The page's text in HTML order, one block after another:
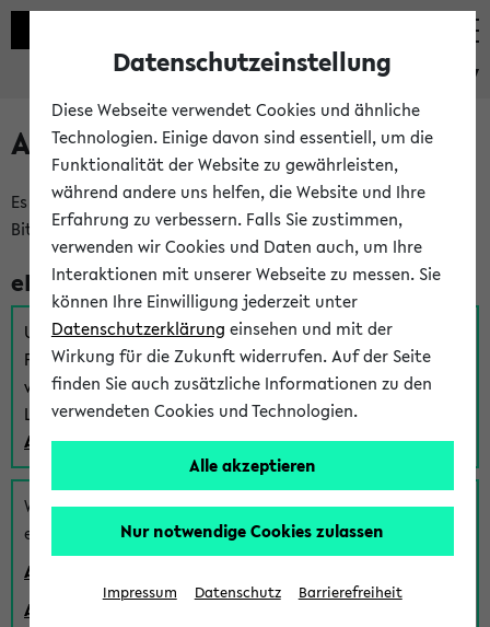
eKVV
Anmeldung am eKVV
Es gibt mehrere Möglichkeiten zur Anmeldung am eKVV.
Bitte wählen Sie die für Sie richtige aus:
eKVV für Studierende
Um sich einen Stundenplan zu erstellen und alle weiteren
Funktionen des eKVVs für Studierende zu nutzen,
verwenden Sie diesen Link zur Anmeldung über Ihr Uni
Login:
Anmeldung zum eKVV der Studierenden
Wenn Sie (noch) kein Uni Login haben, können Sie das
eKVV auch über einen Gastzugang verwenden:
Anmeldung über einen vorhandenen Gastzugang
Anlegen eines neuen Gastzugangs
Datenschutzeinstellung
Diese Webseite verwendet Cookies und ähnliche
Technologien. Einige davon sind essentiell, um die
Funktionalität der Website zu gewährleisten,
während andere uns helfen, die Website und Ihre
Erfahrung zu verbessern. Falls Sie zustimmen,
verwenden wir Cookies und Daten auch, um Ihre
Interaktionen mit unserer Webseite zu messen. Sie
können Ihre Einwilligung jederzeit unter
Datenschutzerklärung einsehen und mit der
Wirkung für die Zukunft widerrufen. Auf der Seite
finden Sie auch zusätzliche Informationen zu den
verwendeten Cookies und Technologien.
Alle akzeptieren
Nur notwendige Cookies zulassen
Impressum Datenschutz Barrierefreiheit